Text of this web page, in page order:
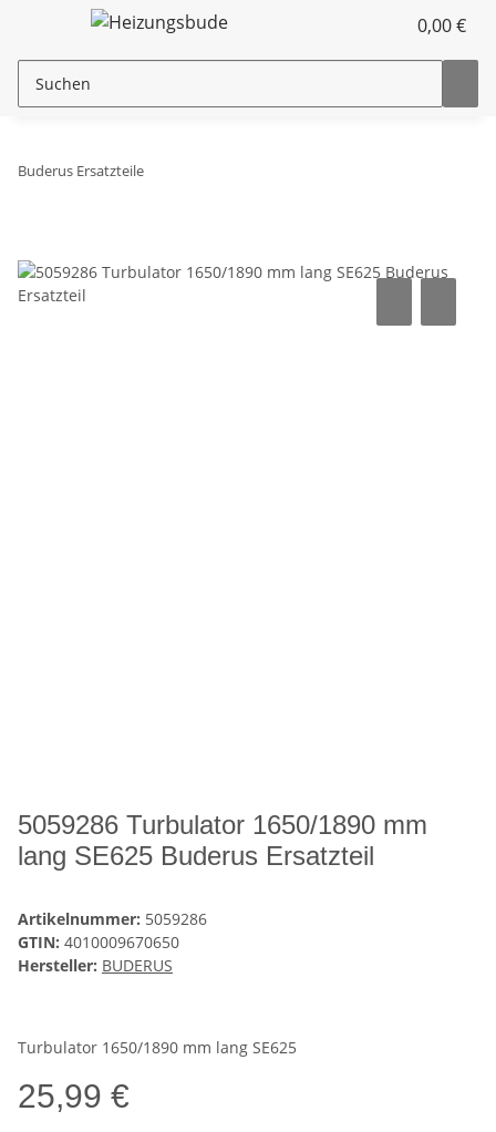
0,00 €
Buderus Ersatzteile
5059286 Turbulator 1650/1890 mm
lang SE625 Buderus Ersatzteil
Artikelnummer: 5059286
GTIN: 4010009670650
Hersteller: BUDERUS
Turbulator 1650/1890 mm lang SE625
25,99 €